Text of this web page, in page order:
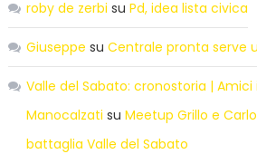
roby de zerbi su Pd, idea lista civica
Giuseppe su Centrale pronta serve
Valle del Sabato: cronostoria |
Manocalzati su Meetup Grillo e
battaglia Valle del Sabato